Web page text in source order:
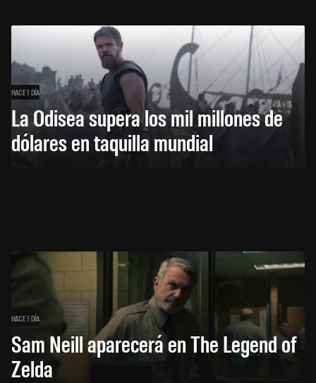
HACE 1 DÍA
La Odisea supera los mil millones de
dólares en taquilla mundial
HACE 1 DÍA
Sam Neill aparecerá en The Legend of
Zelda